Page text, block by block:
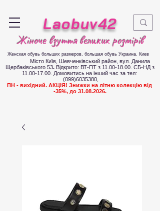
Laobuv42
Жіноче взуття великих розмірів
Женская обувь больших размеров, большая обувь Украина. Киев
Місто Київ, Шевченківський район, вул. Данила
Щербаківського 53. Відкрито: ВТ-ПТ з 11.00-18.00 . СБ-НД з
11.00-17.00. Домовитись на інший час за тел:
(099)6035380
ПН - вихідний. АКЦІЯ! Знижки на літню колекцію від
-35%, до 31.08.2026.